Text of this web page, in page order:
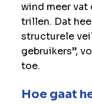
wind meer vat
trillen. Dat
structurele
gebruikers”,
toe.
Hoe gaat